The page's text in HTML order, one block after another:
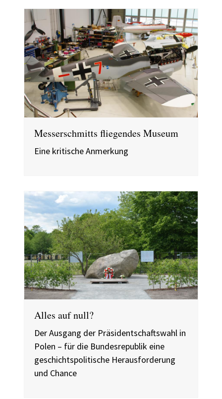
Messerschmitts fliegendes Museum
Eine kritische Anmerkung
Alles auf null?
Der Ausgang der Präsidentschaftswahl in
Polen – für die Bundesrepublik eine
geschichtspolitische Herausforderung
und Chance